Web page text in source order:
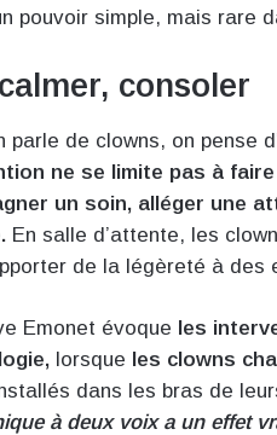
pouvoir simple, mais rare
consoler
parle de clowns, on pense
ne se limite pas à
un soin, alléger une
En salle d’attente, les
de la légèreté à
Emonet évoque les
lorsque les clowns
dans les bras de
à deux voix a un effet